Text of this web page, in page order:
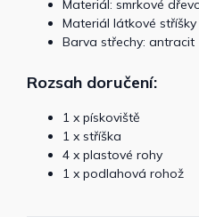
Materiál: smrkové
Materiál látkové
Barva střechy: antracit
Rozsah doručení:
1 x pískoviště
1 x stříška
4 x plastové rohy
1 x podlahová rohož